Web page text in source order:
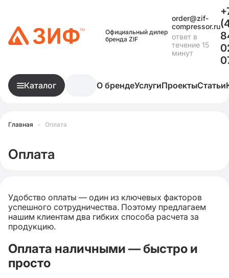
Официальный дилер
бренда ZIF
order@zif-
compressor.ru
ответ в
течение 15
минут
Каталог О брендеУслугиПроектыСтатьи
Главная • Оплата
Оплата
Удобство оплаты — один из ключевых факторов
успешного сотрудничества. Поэтому предлагаем
нашим клиентам два гибких способа расчета за
продукцию.
Оплата наличными — быстро и
просто